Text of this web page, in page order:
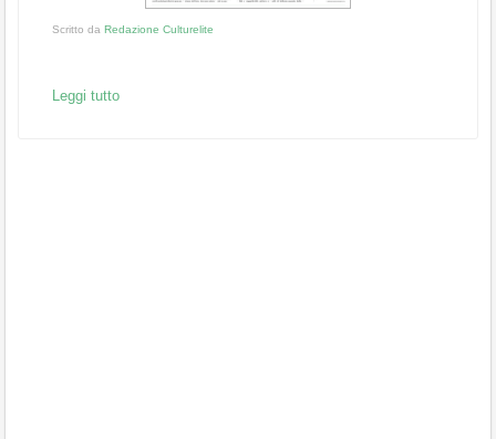
Scritto da Redazione Culturelite
Leggi tutto